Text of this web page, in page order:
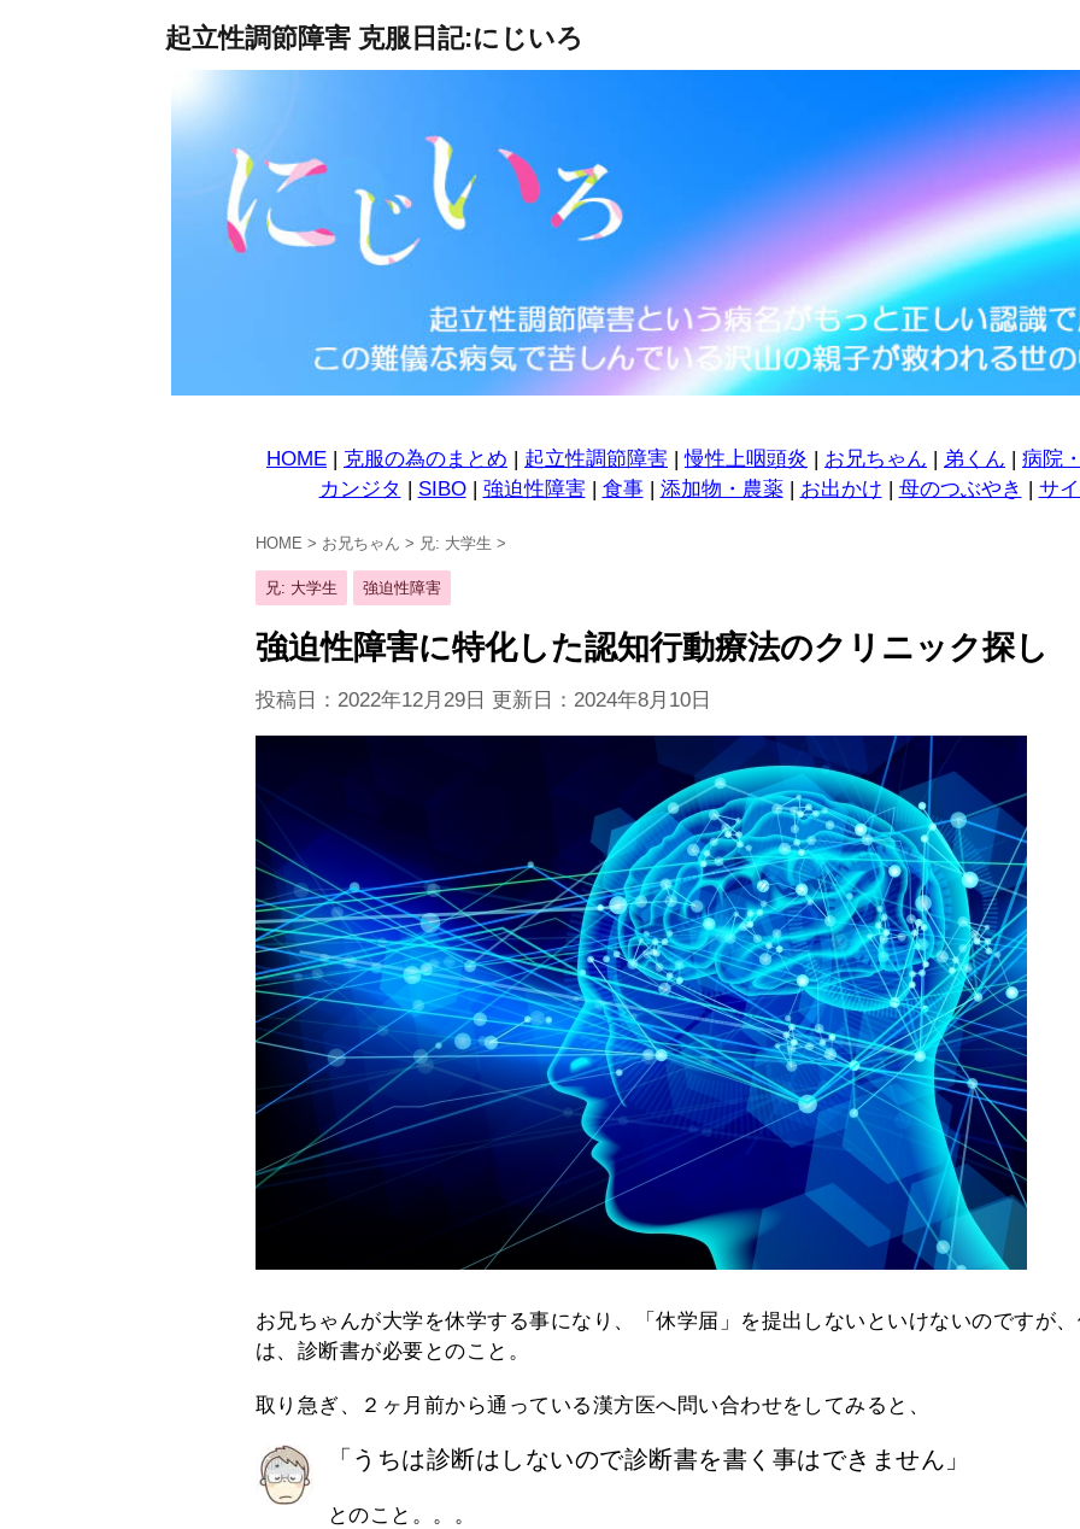
起立性調節障害 克服日記:にじいろ
HOME 克服の為のまとめ 起立性調節障害 |慢性上咽頭炎 お兄ちゃん 弟くん 病院
カンジタ
SIBO| 強迫性障害 食事| 添加物・農薬| お出かけ 母のつぶやき サ
HOME > お兄ちゃん > 兄: 大学生 >
兄: 大学生 強迫性障害
強迫性障害に特化した認知行動療法のクリニック探し
投稿日：2022年12月29日 更新日： 2024年8月10日
お兄ちゃんが大学を休学する事になり、「休学届」を提出しないといけないのですが
は、診断書が必要とのこと。
取り急ぎ、２ヶ月前から通っている漢方医へ問い合わせをしてみると、
「うちは診断はしないので診断書を書く事はできません」
とのこと。。。